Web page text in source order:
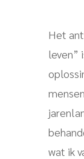
Het
leven”
wat ik